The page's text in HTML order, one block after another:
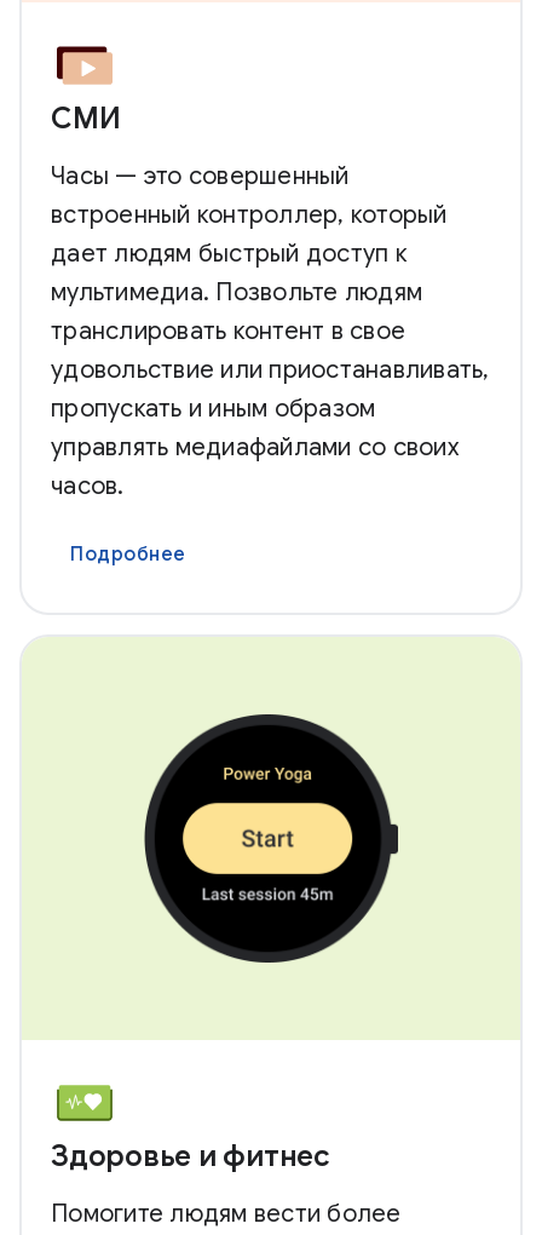
СМИ
Часы — это совершенный
встроенный контроллер, который
дает людям быстрый доступ к
мультимедиа. Позвольте людям
транслировать контент в свое
удовольствие или приостанавливать,
пропускать и иным образом
управлять медиафайлами со своих
часов.
Подробнее
Здоровье и фитнес
Помогите людям вести более